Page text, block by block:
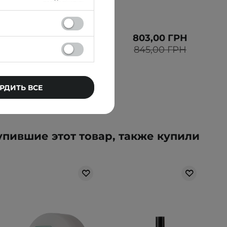
1 799,00 ГРН
845,00 ГРН
803,00 ГРН
этот товар, также купили
ВСЕ